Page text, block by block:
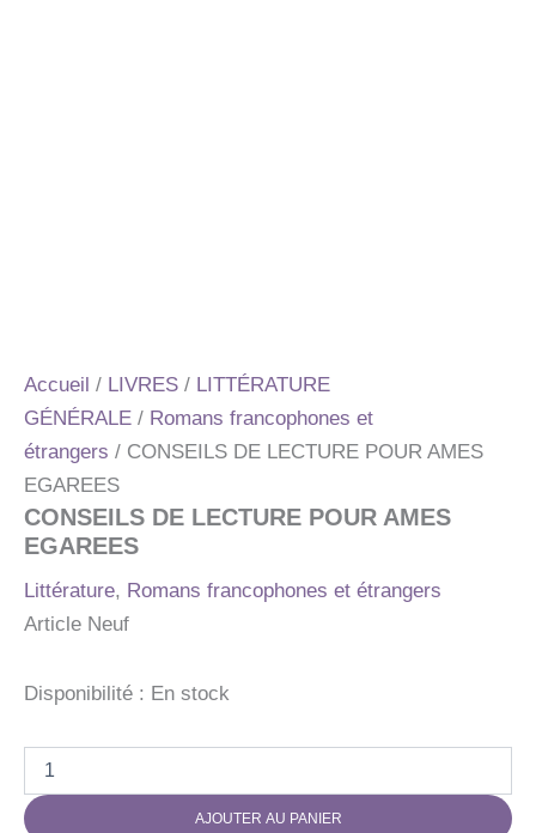
Accueil / LIVRES / LITTÉRATURE
GÉNÉRALE / Romans francophones et
étrangers / CONSEILS DE LECTURE POUR AMES
EGAREES
CONSEILS DE LECTURE POUR AMES
EGAREES
Littérature, Romans francophones et étrangers
Article Neuf
Disponibilité : En stock
CONSEILS
DE
AJOUTER AU PANIER